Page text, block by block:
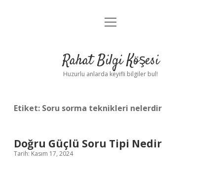
Anasayfa
Yasal Uyarı
menüyü
Rahat Bilgi Köşesi
Huzurlu anlarda keyifli bilgiler bul!
Etiket: Soru sorma teknikleri nelerdir
Doğru Güçlü Soru Tipi Nedir
Tarih: Kasım 17, 2024